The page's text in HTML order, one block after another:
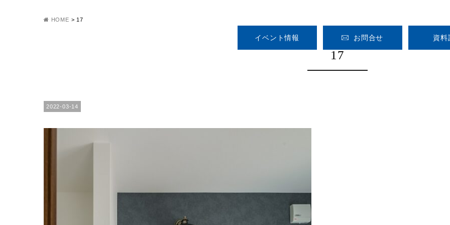
イベント情報 お問合せ 資料
HOME > 17
17
2022-03-14